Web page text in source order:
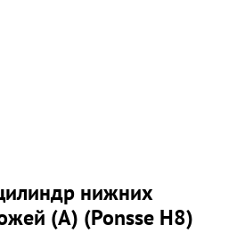
нижних
(А) (Ponsse Н8)